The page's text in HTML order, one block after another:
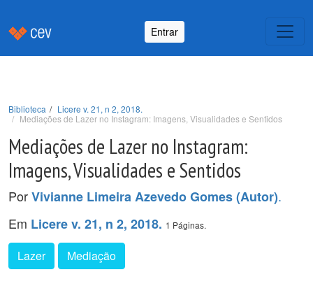
Entrar
Biblioteca
Licere v. 21, n 2, 2018.
Mediações de Lazer no Instagram: Imagens, Visualidades e Sentidos
Mediações de Lazer no Instagram:
Imagens, Visualidades e Sentidos
PorVivianne Limeira Azevedo Gomes (Autor).
Em Licere v. 21, n 2, 2018. 1 Páginas.
Lazer Mediação